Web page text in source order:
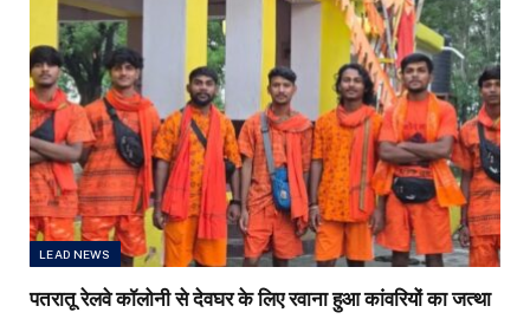
LEAD NEWS
पतरातू रेलवे कॉलोनी से देवघर के लिए रवाना हुआ कांवरियों का जत्था